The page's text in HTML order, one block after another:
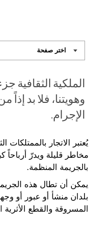
الملكية الثقافية
وهويتنا، فلا بد إذاً
الإجرام.
يُعتبر الاتجار
مخاطر قليلة ويدرّ
بالجريمة المنظمة.
يمكن أن تطال هذه
بلدان منشأ أو عبور أو
المسروقة والقطع الأثرية